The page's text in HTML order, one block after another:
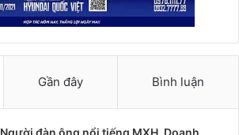
Gần đây Bình luận